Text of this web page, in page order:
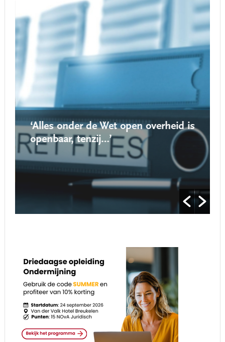
‘Alles onder de Wet open overheid is
openbaar, tenzij…’